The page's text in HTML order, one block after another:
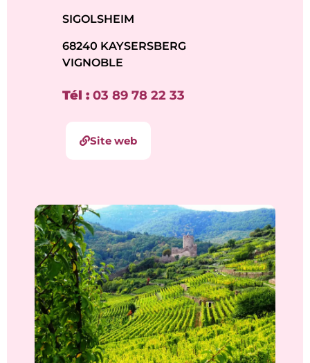
SIGOLSHEIM
68240 KAYSERSBERG
VIGNOBLE
Tél : 03 89 78 22 33
Site web